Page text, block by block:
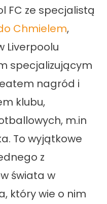
FC ze specjalistą
Chmielem,
Liverpoolu
specjalizującym
nagród i
klubu,
m.in
To wyjątkowe
z
świata w
który wie o nim